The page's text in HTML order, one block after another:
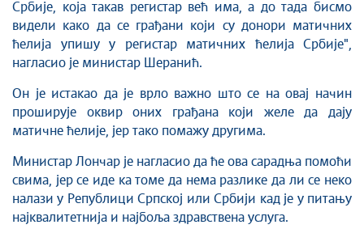
Србије, која такав регистар већ има, а до тада бисмо
видели како да се грађани који су донори матичних
ћелија упишу у регистар матичних ћелија Србије",
нагласио је министар Шеранић.
Он је истакао да је врло важно што се на овај начин
проширује оквир оних грађана који желе да дају
матичне ћелије, јер тако помажу другима.
Министар Лончар је нагласио да ће ова сарадња помоћи
свима, јер се иде ка томе да нема разлике да ли се неко
налази у Републици Српској или Србији кад је у питању
најквалитетнија и најбоља здравствена услуга.